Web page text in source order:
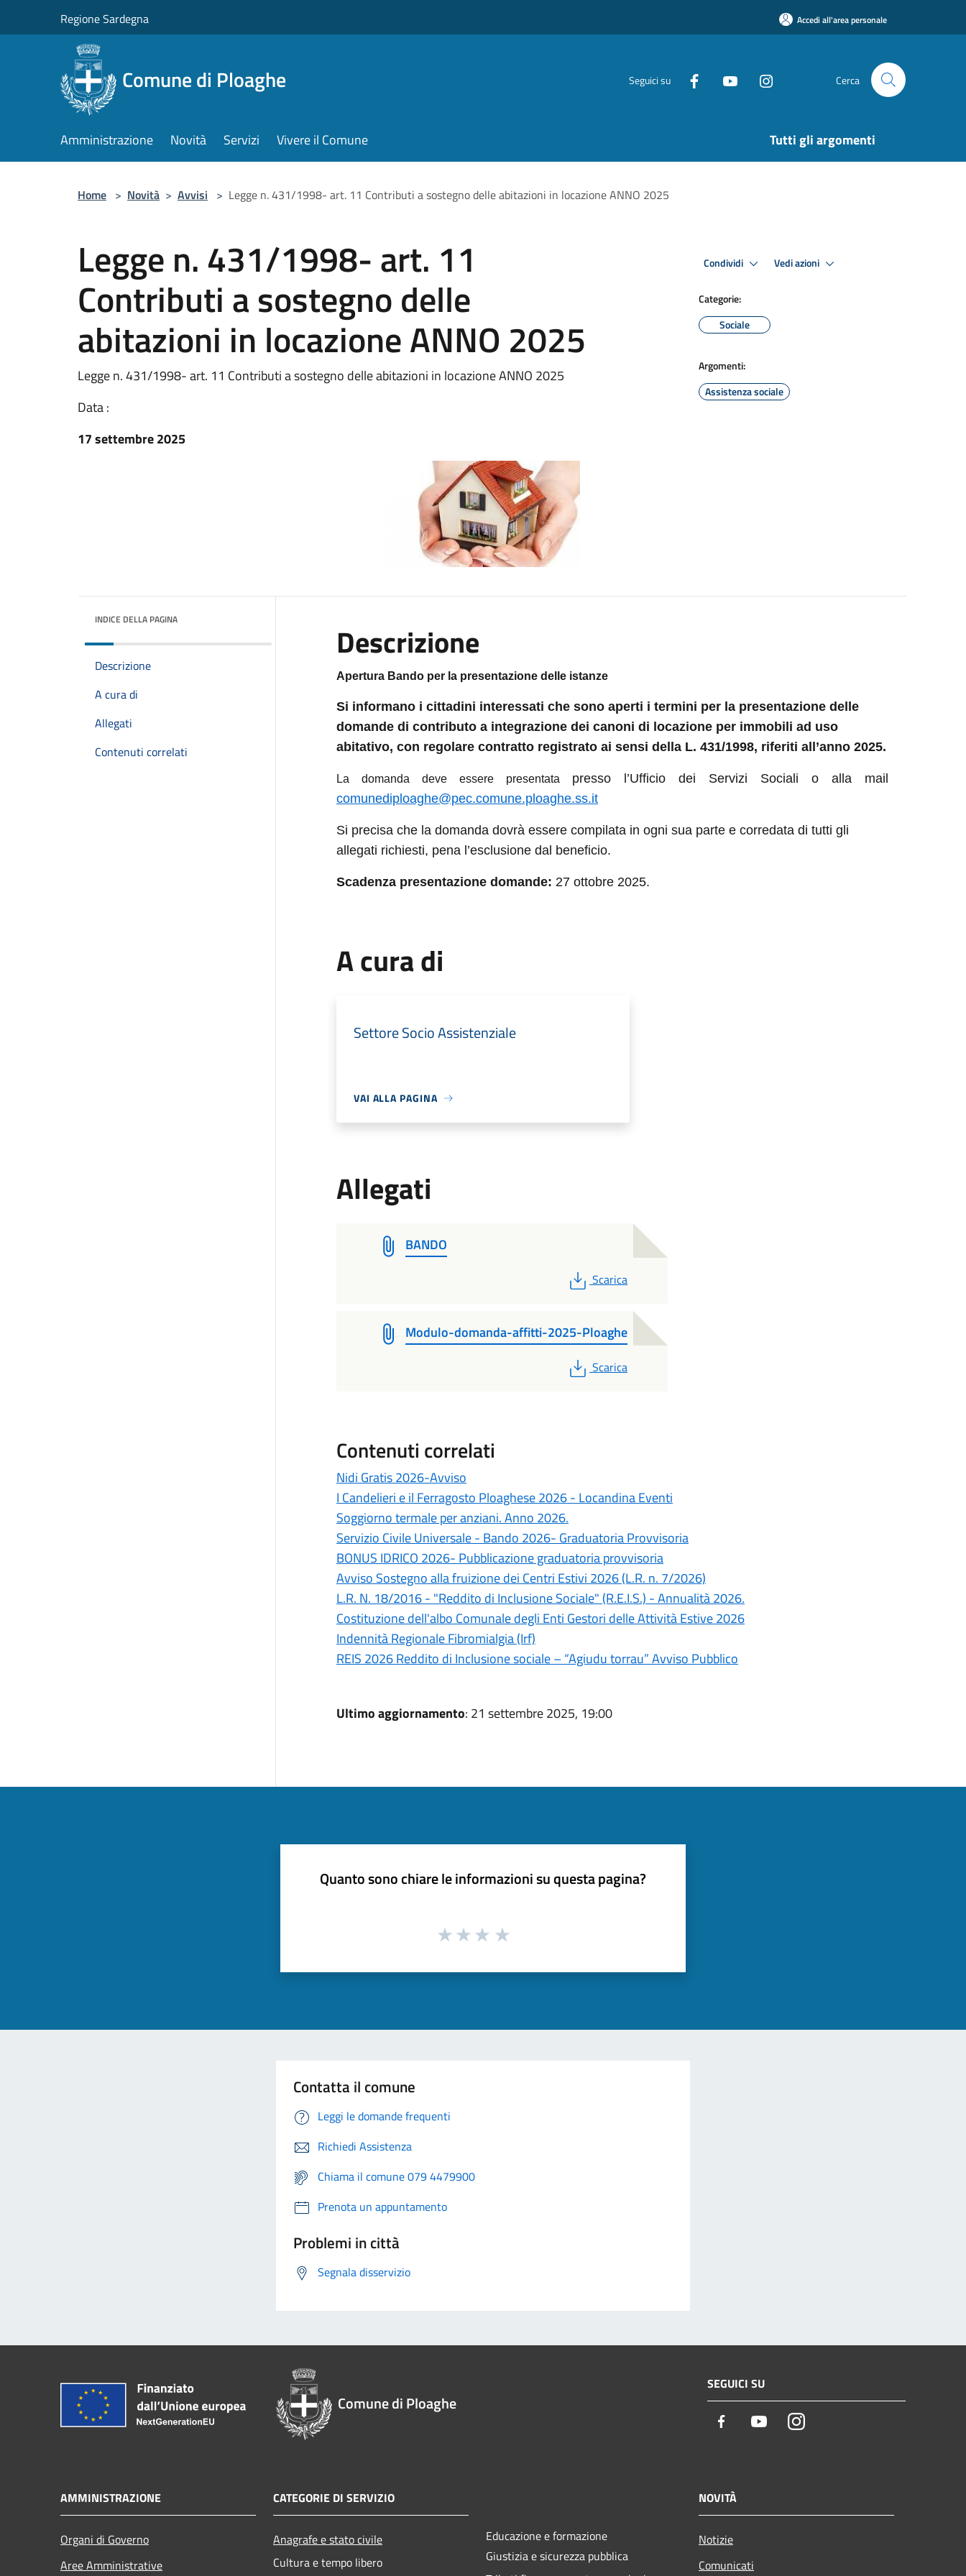
Regione Sardegna Accedi all'area personale
Comune di Ploaghe Seguici su Cerca
Amministrazione Novità Servizi Vivere il Comune Tutti gli argomenti
Home > Novità > Avvisi > Legge n. 431/1998- art. 11 Contributi a sostegno delle abitazioni in locazione ANNO 2025
Legge n. 431/1998- art. 11
Contributi a sostegno delle
abitazioni in locazione ANNO 2025
Legge n. 431/1998- art. 11 Contributi a sostegno delle abitazioni in locazione ANNO 2025
Data :
17 settembre 2025
Condividi Vedi azioni
Categorie:
Sociale
Argomenti:
Assistenza sociale
INDICE DELLA PAGINA
Descrizione
A cura di
Allegati
Contenuti correlati
Descrizione
Apertura Bando per la presentazione delle istanze
Si informano i cittadini interessati che sono aperti i termini per la presentazione delle
domande di contributo a integrazione dei canoni di locazione per immobili ad uso
abitativo, con regolare contratto registrato ai sensi della L. 431/1998, riferiti all’anno 2025.
La domanda deve essere presentata presso l’Ufficio dei Servizi Sociali o alla mail
comunediploaghe@pec.comune.ploaghe.ss.it
Si precisa che la domanda dovrà essere compilata in ogni sua parte e corredata di tutti gli
allegati richiesti, pena l’esclusione dal beneficio.
Scadenza presentazione domande: 27 ottobre 2025.
A cura di
Settore Socio Assistenziale
VAI ALLA PAGINA
Allegati
BANDO
PDF
Scarica
Modulo-domanda-affitti-2025-Ploaghe
PDF
Scarica
Contenuti correlati
Nidi Gratis 2026-Avviso
I Candelieri e il Ferragosto Ploaghese 2026 - Locandina Eventi
Soggiorno termale per anziani. Anno 2026.
Servizio Civile Universale - Bando 2026- Graduatoria Provvisoria
BONUS IDRICO 2026- Pubblicazione graduatoria provvisoria
Avviso Sostegno alla fruizione dei Centri Estivi 2026 (L.R. n. 7/2026)
L.R. N. 18/2016 - "Reddito di Inclusione Sociale" (R.E.I.S.) - Annualità 2026.
Costituzione dell'albo Comunale degli Enti Gestori delle Attività Estive 2026
Indennità Regionale Fibromialgia (Irf)
REIS 2026 Reddito di Inclusione sociale – “Agiudu torrau” Avviso Pubblico
Ultimo aggiornamento: 21 settembre 2025, 19:00
Quanto sono chiare le informazioni su questa pagina?
Contatta il comune
Leggi le domande frequenti
Richiedi Assistenza
Chiama il comune 079 4479900
Prenota un appuntamento
Problemi in città
Segnala disservizio
Comune di Ploaghe
SEGUICI SU
Facebook YoutubeInstagram
AMMINISTRAZIONE
Organi di Governo
Aree Amministrative
CATEGORIE DI SERVIZIO
Anagrafe e stato civile
Cultura e tempo libero
Educazione e formazione
Giustizia e sicurezza pubblica
NOVITÀ
Notizie
Comunicati